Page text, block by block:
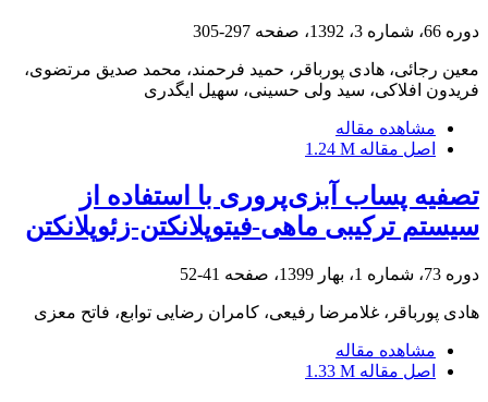
دوره 66، شماره 3، 1392، صفحه 297-305
معین رجائی، هادی پورباقر، حمید فرحمند، محمد صدیق مرتضوی،
فریدون افلاکی، سید ولی حسینی، سهیل ایگدری
مشاهده مقاله
اصل مقاله 1.24 M
تصفیه پساب آبزی‌پروری با استفاده از
سیستم ترکیبی ماهی-فیتوپلانکتن-زئوپلانکتن
دوره 73، شماره 1، بهار 1399، صفحه 41-52
هادی پورباقر، غلامرضا رفیعی، کامران رضایی توابع، فاتح معزی
مشاهده مقاله
اصل مقاله 1.33 M